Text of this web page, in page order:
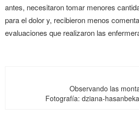
antes, necesitaron tomar menores
para el dolor y, recibieron menos
evaluaciones que realizaron las
Observando las
Fotografía: dziana-